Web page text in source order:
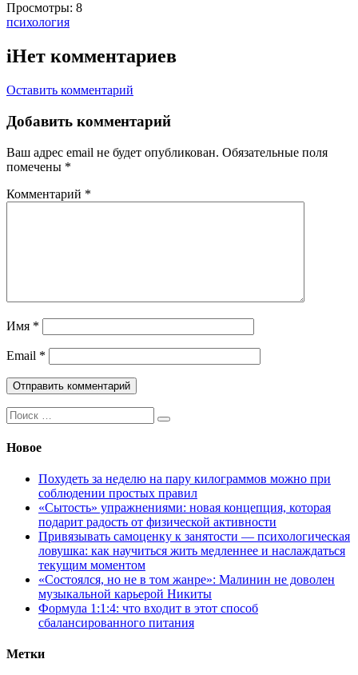
Просмотры: 8
Тэги:
психология
iНет комментариев
Оставить комментарий
Добавить комментарий
Ваш адрес email не будет опубликован. Обязательные поля
помечены *
Комментарий *
Имя *
Email *
Поиск:
Новое
Похудеть за неделю на пару килограммов можно при
соблюдении простых правил
«Сытость» упражнениями: новая концепция, которая
подарит радость от физической активности
Привязывать самоценку к занятости — психологическая
ловушка: как научиться жить медленнее и наслаждаться
текущим моментом
«Состоялся, но не в том жанре»: Малинин не доволен
музыкальной карьерой Никиты
Формула 1:1:4: что входит в этот способ
сбалансированного питания
Метки